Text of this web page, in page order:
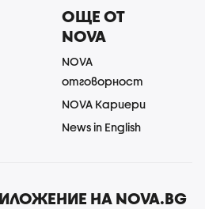
ОЩЕ ОТ
NOVA
NOVA
отговорност
NOVA Кариери
News in English
НА NOVA.BG